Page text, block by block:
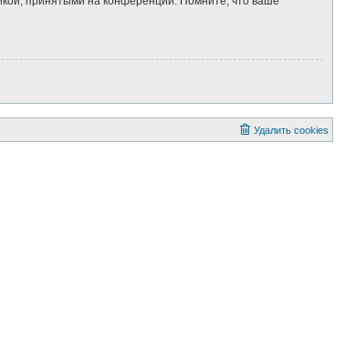
Удалить cookies